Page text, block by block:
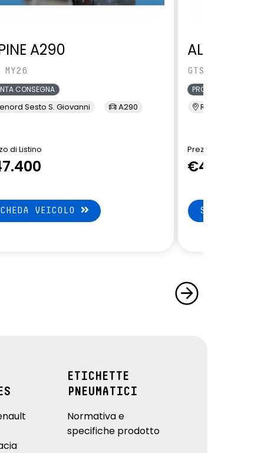
A290
MY26
CONSEGNA
Sesto S. Giovanni A290
di Listino
VEICOLO
ALPINE
GTS MY26
PRONTA CONSEGNA
Renord Sesto S.
Prezzo di Listino
€47.000
SCHEDA
ETICHETTE
PNEUMATICI
Normativa e
specifiche prodotto